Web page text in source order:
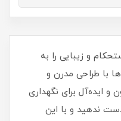
بزرگ کد 00202389، استحکام و زیبایی را به
با طراحی مدرن و
و ایده‌آل برای نگهداری
دست ندهید و با این